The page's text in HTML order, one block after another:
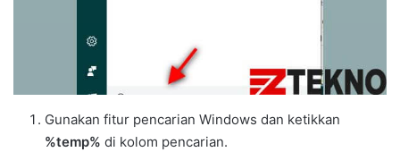
Gunakan fitur pencarian Windows dan ketikkan
%temp% di kolom pencarian.